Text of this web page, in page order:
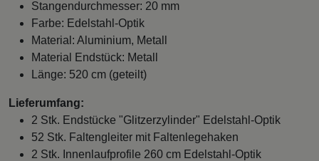
Stangendurchmesser: 20 mm
Farbe: Edelstahl-Optik
Material: Aluminium, Metall
Material Endstück: Metall
Länge: 520 cm (geteilt)
Lieferumfang:
2 Stk. Endstücke "Glitzerzylinder" Edelstahl-Optik
52 Stk. Faltengleiter mit Faltenlegehaken
2 Stk. Innenlaufprofile 260 cm Edelstahl-Optik